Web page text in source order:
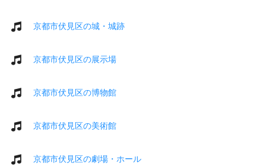
京都市伏見区の城・城跡
京都市伏見区の展示場
京都市伏見区の博物館
京都市伏見区の美術館
京都市伏見区の劇場・ホール